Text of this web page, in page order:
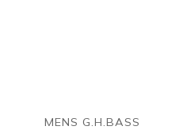
MENS G.H.BASS